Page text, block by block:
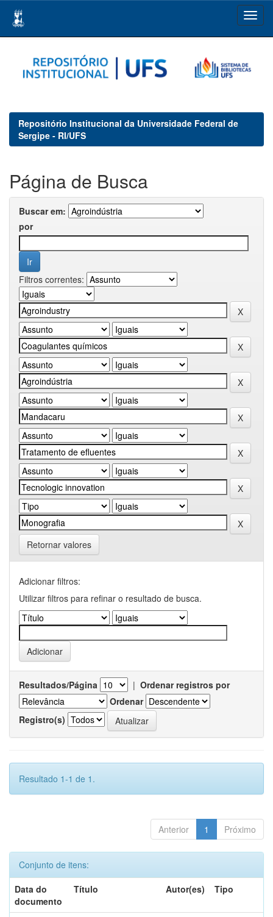
navigation
Repositório Institucional da Universidade Federal de
Sergipe - RI/UFS
Página de Busca
Buscar em:
por
Filtros correntes:
Retornar valores
Adicionar filtros:
Utilizar filtros para refinar o resultado de busca.
Resultados/Página | Ordenar registros por
Ordenar
Registro(s)
Resultado 1-1 de 1.
Anterior 1 Próximo
Conjunto de itens:
Data do
documento
Título Autor(es) Tipo